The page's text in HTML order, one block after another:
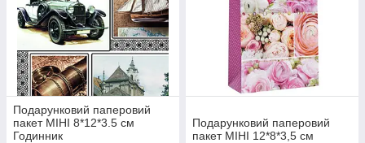
Подарунковий паперовий
пакет МІНІ 8*12*3.5 см
Годинник
Подарунковий паперовий
пакет МІНІ 12*8*3,5 см